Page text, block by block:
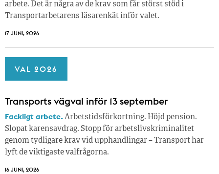
arbete. Det är några av de krav som får störst stöd i
Transportarbetarens läsar­enkät inför valet.
17 JUNI, 2026
VAL 2026
Transports vägval inför 13 september
Fackligt arbete.Arbetstidsförkortning. Höjd pension.
Slopat karensavdrag. Stopp för arbetslivskriminalitet
genom tydligare krav vid upphandlingar – Transport har
lyft de viktigaste valfrågorna.
16 JUNI, 2026